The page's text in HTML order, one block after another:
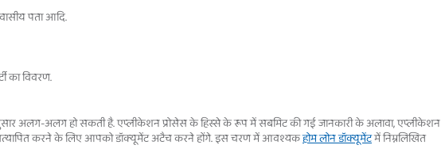
पता आदि.
का विवरण.
अलग-अलग हो सकती है. एप्लीकेशन प्रोसेस के हिस्से के रूप में सबमिट की गई जानकारी के अलावा, एप्लीकेशन
करने के लिए आपको डॉक्यूमेंट अटैच करने होंगे. इस चरण में आवश्यकहोम लोन डॉक्यूमेंटमें निम्नलिखित